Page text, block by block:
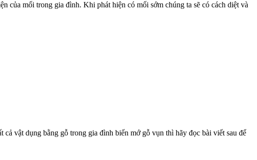
của mối trong gia đình. Khi phát hiện có mối sớm chúng ta sẽ có cách diệt và
vật dụng bằng gỗ trong gia đình biến mớ gỗ vụn thì hãy đọc bài viết sau để